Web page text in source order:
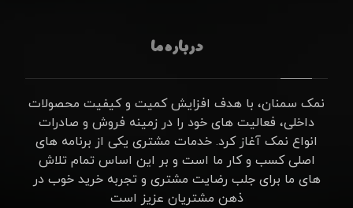
درباره ما
نمک سمنان، با هدف افزایش کمیت و کیفیت محصولات
داخلی، فعالیت های خود را در زمینه فروش و صادرات
انواع نمک آغاز کرد. خدمات مشتری یکی از برنامه های
اصلی کسب و کار ما است و بر این اساس تمام تلاش
های ما برای جلب رضایت مشتری و تجربه خرید خوب در
ذهن مشتریان عزیز است